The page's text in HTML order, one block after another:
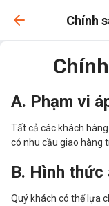
Chính
A. Phạm vi
Tất cả các khách
có nhu cầu giao hàng
B. Hình thức
Quý khách có thể lựa